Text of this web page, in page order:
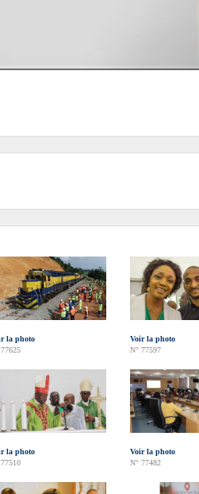
la photo
Voir la photo
N° 77597
la photo
Voir la photo
N° 77482